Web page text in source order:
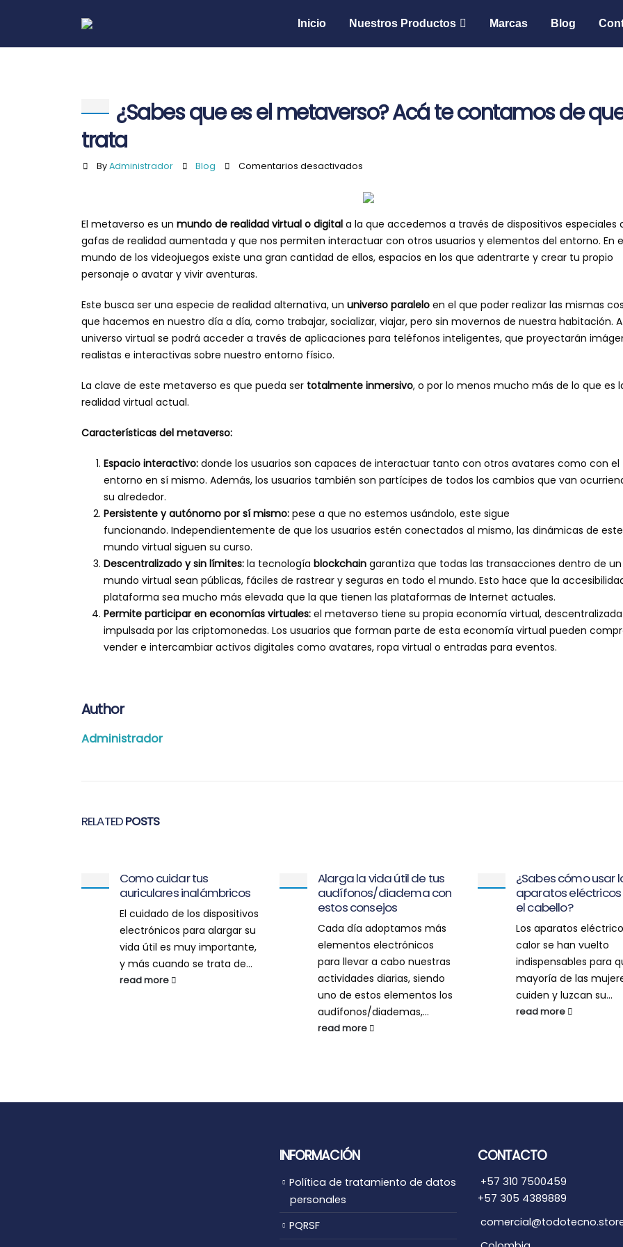
Inicio Nuestros Productos Marcas Blog
¿Sabes que es el metaverso? Acá te contamos de
trata
By Administrador Blog Comentarios desactivadosen
que
el
Acá
El metaverso es un mundo de realidad virtual o digital a la que accedemos a través de dispositivos especiales
gafas de realidad aumentada y que nos permiten interactuar con otros usuarios y elementos del entorno. En
mundo de los videojuegos existe una gran cantidad de ellos, espacios en los que adentrarte y crear tu propio
personaje o avatar y vivir aventuras.
Este busca ser una especie de realidad alternativa, un universo paralelo en el que poder realizar las mismas
que hacemos en nuestro día a día, como trabajar, socializar, viajar, pero sin movernos de nuestra habitación.
universo virtual se podrá acceder a través de aplicaciones para teléfonos inteligentes, que proyectarán
realistas e interactivas sobre nuestro entorno físico.
La clave de este metaverso es que pueda ser totalmente inmersivo, o por lo menos mucho más de lo que es
realidad virtual actual.
Características del metaverso:
Espacio interactivo: donde los usuarios son capaces de interactuar tanto con otros avatares como con el
entorno en sí mismo. Además, los usuarios también son partícipes de todos los cambios que van
su alrededor.
Persistente y autónomo por sí mismo: pese a que no estemos usándolo, este sigue
funcionando. Independientemente de que los usuarios estén conectados al mismo, las dinámicas de este
mundo virtual siguen su curso.
Descentralizado y sin límites: la tecnología blockchain garantiza que todas las transacciones dentro de un
mundo virtual sean públicas, fáciles de rastrear y seguras en todo el mundo. Esto hace que la
plataforma sea mucho más elevada que la que tienen las plataformas de Internet actuales.
Permite participar en economías virtuales: el metaverso tiene su propia economía virtual,
impulsada por las criptomonedas. Los usuarios que forman parte de esta economía virtual pueden
vender e intercambiar activos digitales como avatares, ropa virtual o entradas para eventos.
Author
Administrador
RELATEDPOSTS
Como cuidar tus
auriculares inalámbricos
El cuidado de los dispositivos
electrónicos para alargar su
vida útil es muy importante,
y más cuando se trata de...
read more
Alarga la vida útil de tus
audífonos/diadema con
estos consejos
Cada día adoptamos más
elementos electrónicos
para llevar a cabo nuestras
actividades diarias, siendo
uno de estos elementos los
audífonos/diademas,...
read more
¿Sabes cómo usar
aparatos
el cabello?
Los aparatos
calor se han vuelto
indispensables para
mayoría de las
cuiden y luzcan su...
read more
INFORMACIÓN
Política de tratamiento de datos
personales
PQRSF
CONTACTO
+57 310 7500459
+57 305 4389889